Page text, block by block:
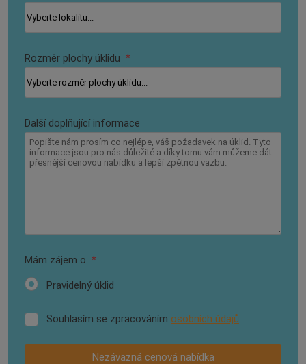
Rozměr plochy úklidu *
Další doplňující informace
Mám zájem o *
PravidelnýPravidelný úklid
Souhlasím
zpracováním
Souhlasím se zpracováním osobních údajů.
Nezávazná cenová nabídka